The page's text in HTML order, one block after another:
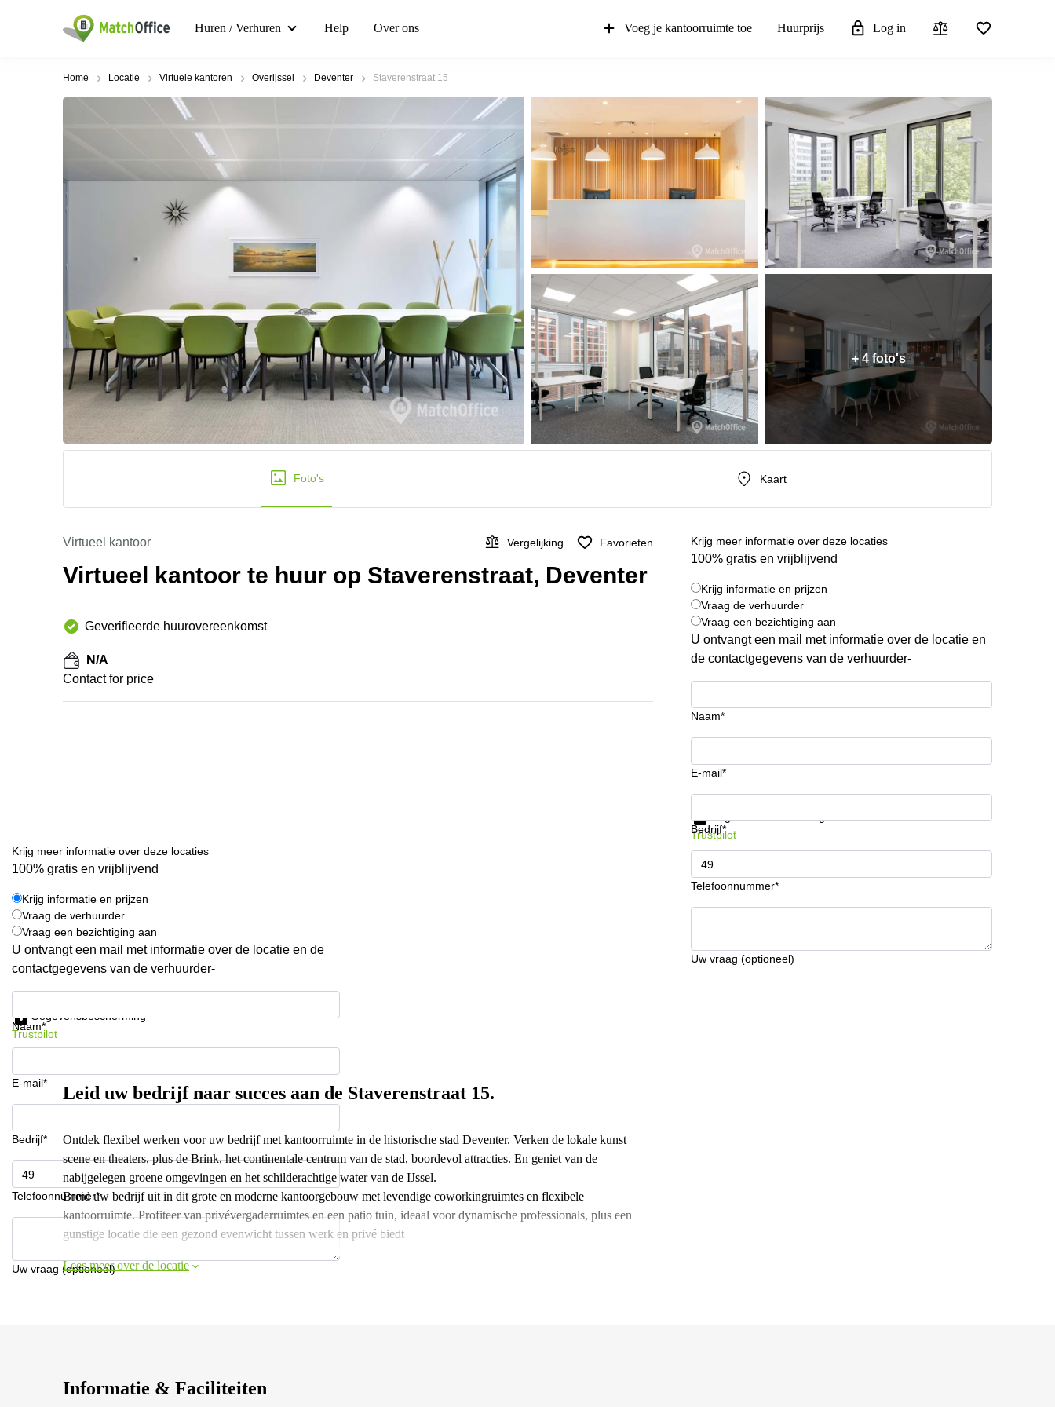
Huren / Verhuren Help Over ons Voeg je kantoorruimte toe Huurprijs Log in
Home Locatie Virtuele kantoren Overijssel Deventer Staverenstraat 15
+ 4 foto's
Foto's Kaart
Virtueel kantoor Vergelijking Favorieten
Virtueel kantoor te huur op Staverenstraat, Deventer
Geverifieerde huurovereenkomst
N/A
Contact for price
Krijg meer informatie over deze locaties
100% gratis en vrijblijvend
Krijg informatie en prijzen
Vraag de verhuurder
Vraag een bezichtiging aan
U ontvangt een mail met informatie over de locatie en
de contactgegevens van de verhuurder-
Naam*
E-mail*
Bedrijf*
Telefoonnummer*
Uw vraag (optioneel)
Krijg informatie en prijzen
Trustpilot
Krijg meer informatie over deze locaties
100% gratis en vrijblijvend
Krijg informatie en prijzen
Vraag de verhuurder
Vraag een bezichtiging aan
U ontvangt een mail met informatie over de locatie en de
contactgegevens van de verhuurder-
Naam*
E-mail*
Bedrijf*
Telefoonnummer*
Uw vraag (optioneel)
Gegevensbescherming
Trustpilot
Leid uw bedrijf naar succes aan de Staverenstraat 15.
Ontdek flexibel werken voor uw bedrijf met kantoorruimte in de historische stad Deventer. Verken de lokale kunst
scene en theaters, plus de Brink, het continentale centrum van de stad, boordevol attracties. En geniet van de
nabijgelegen groene omgevingen en het schilderachtige water van de IJssel.
Breid uw bedrijf uit in dit grote en moderne kantoorgebouw met levendige coworkingruimtes en flexibele
kantoorruimte. Profiteer van privévergaderruimtes en een patio tuin, ideaal voor dynamische professionals, plus een
gunstige locatie die een gezond evenwicht tussen werk en privé biedt
Lees meer over de locatie
Informatie & Faciliteiten